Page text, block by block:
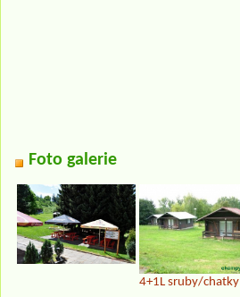
Foto galerie
4+1L sruby/chatky